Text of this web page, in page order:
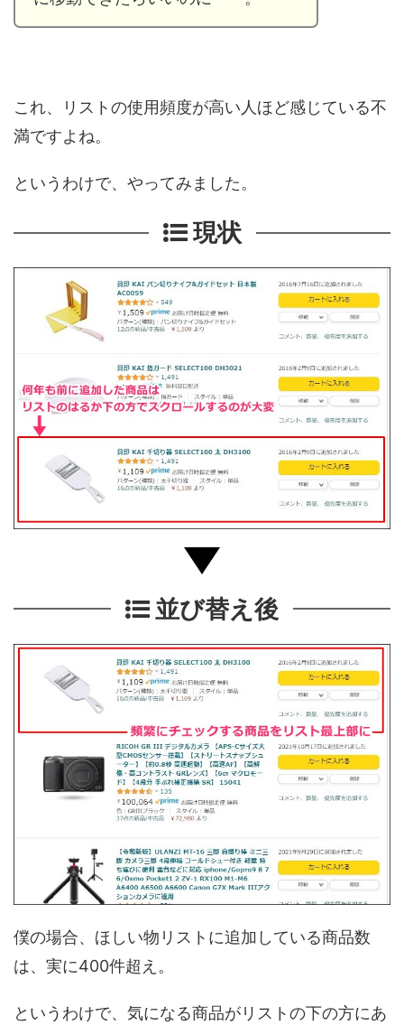
これ、リストの使用頻度が高い人ほど感じている不
満ですよね。
というわけで、やってみました。
現状
並び替え後
僕の場合、ほしい物リストに追加している商品数
は、実に400件超え。
というわけで、気になる商品がリストの下の方にあ